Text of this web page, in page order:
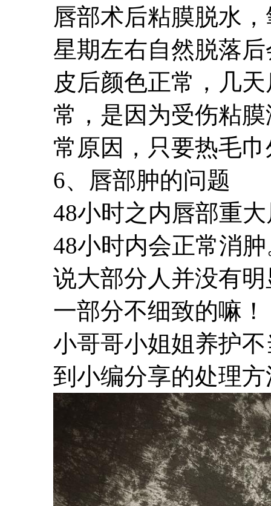
唇部术后粘膜脱水
星期左右自然脱落
皮后颜色正常，几
常，是因为受伤粘
常原因，只要热毛
6、唇部肿的问题
48小时之内唇部重
48小时内会正常消
说大部分人并没有
一部分不细致的嘛！
小哥哥小姐姐养护
到小编分享的处理